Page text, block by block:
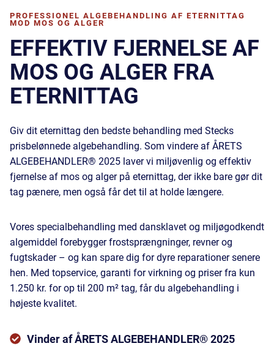
PROFESSIONEL ALGEBEHANDLING AF ETERNITTAG
MOD MOS OG ALGER
EFFEKTIV FJERNELSE AF
MOS OG ALGER FRA
ETERNITTAG
Giv dit eternittag den bedste behandling med Stecks
prisbelønnede algebehandling. Som vindere af ÅRETS
ALGEBEHANDLER® 2025 laver vi miljøvenlig og effektiv
fjernelse af mos og alger på eternittag, der ikke bare gør dit
tag pænere, men også får det til at holde længere.
Vores specialbehandling med dansklavet og miljøgodkendt
algemiddel forebygger frostsprængninger, revner og
fugtskader – og kan spare dig for dyre reparationer senere
hen. Med topservice, garanti for virkning og priser fra kun
1.250 kr. for op til 200 m² tag, får du algebehandling i
højeste kvalitet.
Vinder af ÅRETS ALGEBEHANDLER® 2025